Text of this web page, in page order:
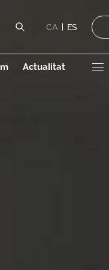
CA
ES
Actualitat